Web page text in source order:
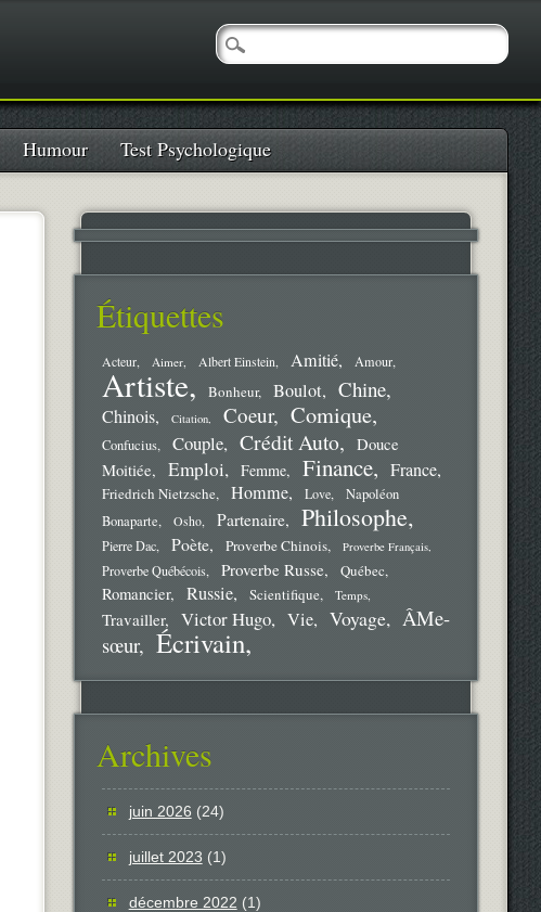
Humour Test Psychologique
Étiquettes
Acteur Aimer Albert Einstein Amitié Amour
Artiste Bonheur Boulot Chine
Chinois Citation Coeur Comique
Confucius Couple Crédit Auto
Douce
Moitiée
Emploi Femme Finance France
Friedrich Nietzsche Homme Love
Napoléon
Bonaparte
Osho Partenaire Philosophe
Pierre Dac Poète Proverbe Chinois Proverbe Français
Proverbe Québécois Proverbe Russe Québec
Romancier Russie Scientifique Temps
Travailler Victor Hugo Vie Voyage
ÂMe-
sœur
Écrivain
Archives
juin 2026 (24)
juillet 2023 (1)
décembre 2022 (1)